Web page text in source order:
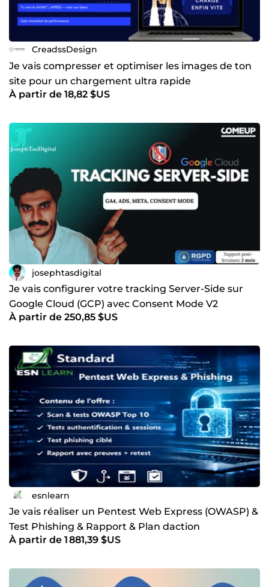
CreadssDesign
Je vais compresser et optimiser les images de ton
site pour un chargement ultra rapide
À partir de 18,82 $US
josephtasdigital
Je vais configurer votre tracking Server-Side sur
Google Cloud (GCP) avec Consent Mode V2
À partir de 250,85 $US
esnlearn
Je vais réaliser un Pentest Web Express (OWASP) &
Test Phishing & Rapport & Plan daction
À partir de 1 881,39 $US